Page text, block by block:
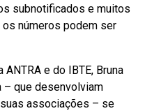
subnotificados e muitos
números podem ser
e do IBTE, Bruna
– que desenvolviam
associações – se